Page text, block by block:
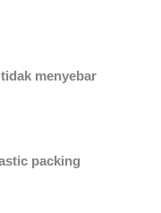
menyebar
packing